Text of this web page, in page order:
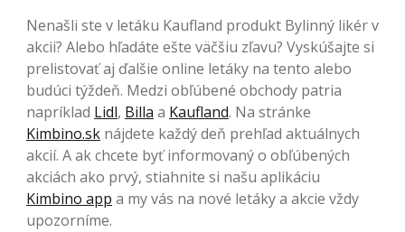
Nenašli ste v letáku Kaufland produkt Bylinný likér v
akcii? Alebo hľadáte ešte väčšiu zľavu? Vyskúšajte si
prelistovať aj ďalšie online letáky na tento alebo
budúci týždeň. Medzi obľúbené obchody patria
napríklad Lidl, Billa a Kaufland. Na stránke
Kimbino.sk nájdete každý deň prehľad aktuálnych
akcií. A ak chcete byť informovaný o obľúbených
akciách ako prvý, stiahnite si našu aplikáciu
Kimbino app a my vás na nové letáky a akcie vždy
upozorníme.